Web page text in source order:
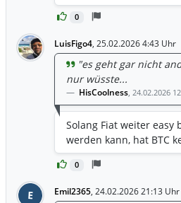
0
LuisFigo4, 25.02.2026 4:43 Uhr
0
"es geht gar nicht
nur wüsste...
HisCoolness, 24.02.2026
Solang Fiat weiter easy
werden kann, hat BTC
E Emil2365, 24.02.2026 21:13 Uhr